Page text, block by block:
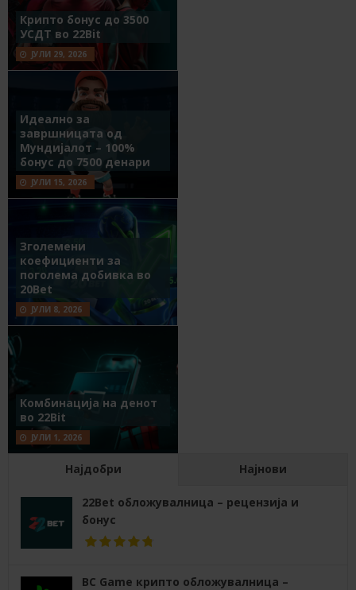
Крипто бонус до 3500
УСДТ во 22Bit
ЈУЛИ 29, 2026
Идеално за
завршницата од
Мундијалот – 100%
бонус до 7500 денари
ЈУЛИ 15, 2026
Зголемени
коефициенти за
поголема добивка во
20Bet
ЈУЛИ 8, 2026
Комбинација на денот
во 22Bit
ЈУЛИ 1, 2026
Најдобри Најнови
22Bet обложувалница – рецензија и
бонус
BC Game крипто обложувалница –